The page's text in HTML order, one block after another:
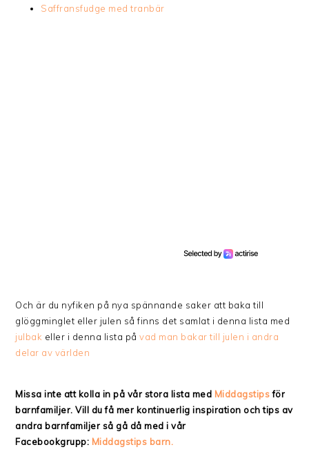
Saffransfudge med tranbär
Och är du nyfiken på nya spännande saker att baka till
glöggminglet eller julen så finns det samlat i denna lista med
julbak eller i denna lista påvad man bakar till julen i andra
delar av världen
Missa inte att kolla in på vår stora lista med Middagstipsför
barnfamiljer. Vill du få mer kontinuerlig inspiration och tips av
andra barnfamiljer så gå då med i vår
Facebookgrupp: Middagstips barn.